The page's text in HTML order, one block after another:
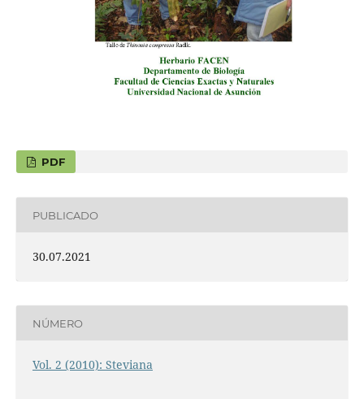
PDF
PUBLICADO
30.07.2021
NÚMERO
Vol. 2 (2010): Steviana